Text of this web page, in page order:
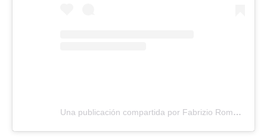
Una publicación compartida por Fabrizio Romano (@fabriziorom)